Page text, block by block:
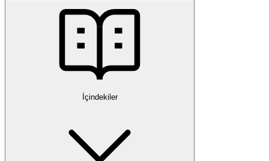
İçindekiler